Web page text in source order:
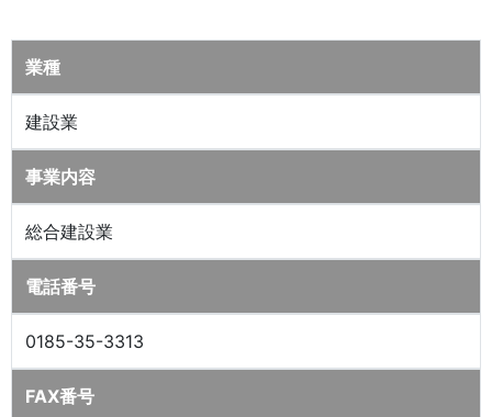
業種
建設業
事業内容
総合建設業
電話番号
0185-35-3313
FAX番号